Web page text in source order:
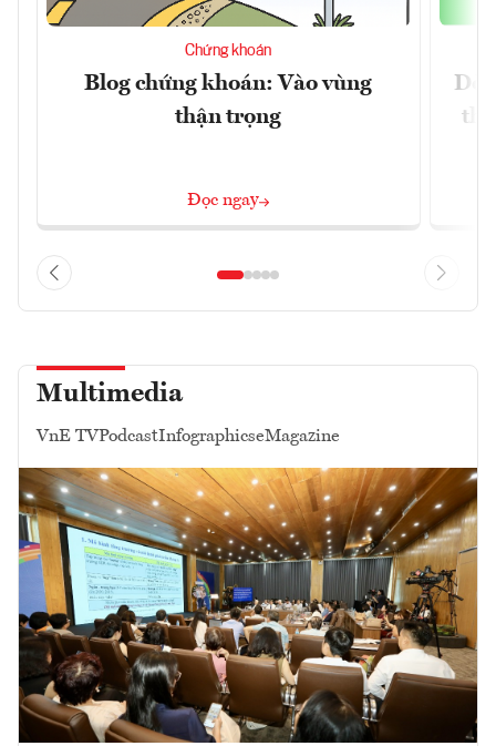
Chứng khoán
Blog chứng khoán: Vào vùng
thận trọng
Đọc ngay
thị
Multimedia
VnE TVPodcastInfographicseMagazine